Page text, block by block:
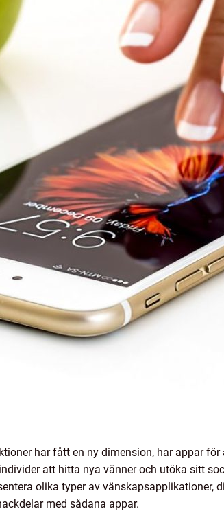
har fått en ny dimension, har appar
att hitta nya vänner och utöka sitt
olika typer av vänskapsapplikationer,
med sådana appar.